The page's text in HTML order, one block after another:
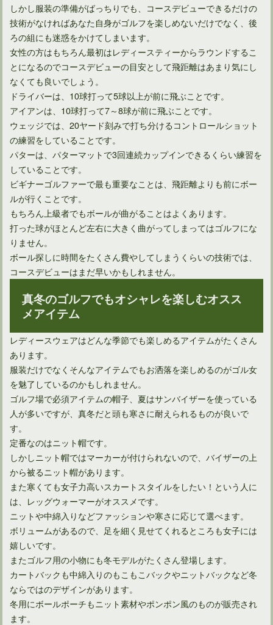
ゴルフのルールによるワンクラブの測り方を知っていますか？
ゴルフの服装でTシャツ排除の理由を知っても励行しますか？
ゴルフラウンド中にショットの打数制限はあるか？ないのか？
ゴルフ場の服装マナーではスニーカーはOKなのかNGなのか
ゴルフラウンドでハーフプレーにどのくらい時間を掛けてる？
しかし服装の準備がばっちりでも、コースデビューできるだけの
技術がなければあなた自身がゴルフを楽しめないだけでなく、後
ろの組にも迷惑をかけてしまいます。
女性の方はもちろん最初はレディースティーからラウンドするこ
とになるのでコースデビューの目安として飛距離はあまり気にし
なくても良いでしょう。
ドライバーは、10球打って5球以上が前に飛ぶことです。
アイアンは、10球打って7～8球が前に飛ぶことです。
ウェッジでは、20ヤード刻みで打ち分けるコントロールショット
の練習をしていることです。
パターは、パターマットで3回連続カップインできるくらい練習を
していることです。
ビギナーゴルファーで最も重要なことは、飛距離よりも前にボー
ルが行くことです。
もちろん上級者でもボールが曲がることはよくあります。
打った球がほとんど左右に大きく曲がってしまってはゴルフにな
りません。
ボール探しに時間をたくさん費やしてしまうくらいの技術では、
コースデビューはまだ早いかもしれません。
真冬のゴルフでもオシャレを楽しむオスス
メアイテム
レディースウェアはどんな季節でも楽しめるアイテムがたくさん
あります。
服装だけでなくそんなアイテムでもお洒落を楽しめるのがゴル女
を魅了しているのかもしれません。
ゴルフ場で必須アイテムの帽子、夏はサンバイザーを使っている
人が多いですが、真冬だと頭も寒さに耐えられるものが良いで
す。
定番なのはニット帽です。
しかしニット帽ではマーカーが付けられないので、バイザーの上
から被るニット帽があります。
また寒くても女子力高いスカートスタイルをしたい！という人に
は、レッグウォーマーがオススメです。
ニットや中綿入りなどファッションや寒さに応じて選べます。
ボリュームがあるので、足を細く見せてくれるところも女子には
嬉しいです。
またゴルフ用の小物にも冬モデルがたくさん登場します。
カートバックも中綿入りのもこもこバックやニットバックなど冬
ならではのデザインがあります。
冬用にボールポーチもニット素材やポンポン風のものが販売され
ます。